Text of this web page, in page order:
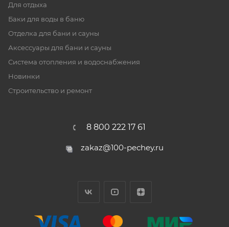
Для отдыха
Баки для воды в баню
Отделка для бани и сауны
Аксессуары для бани и сауны
Система отопления и водоснабжения
Новинки
Строительство и ремонт
8 800 222 17 61
zakaz@100-pechey.ru